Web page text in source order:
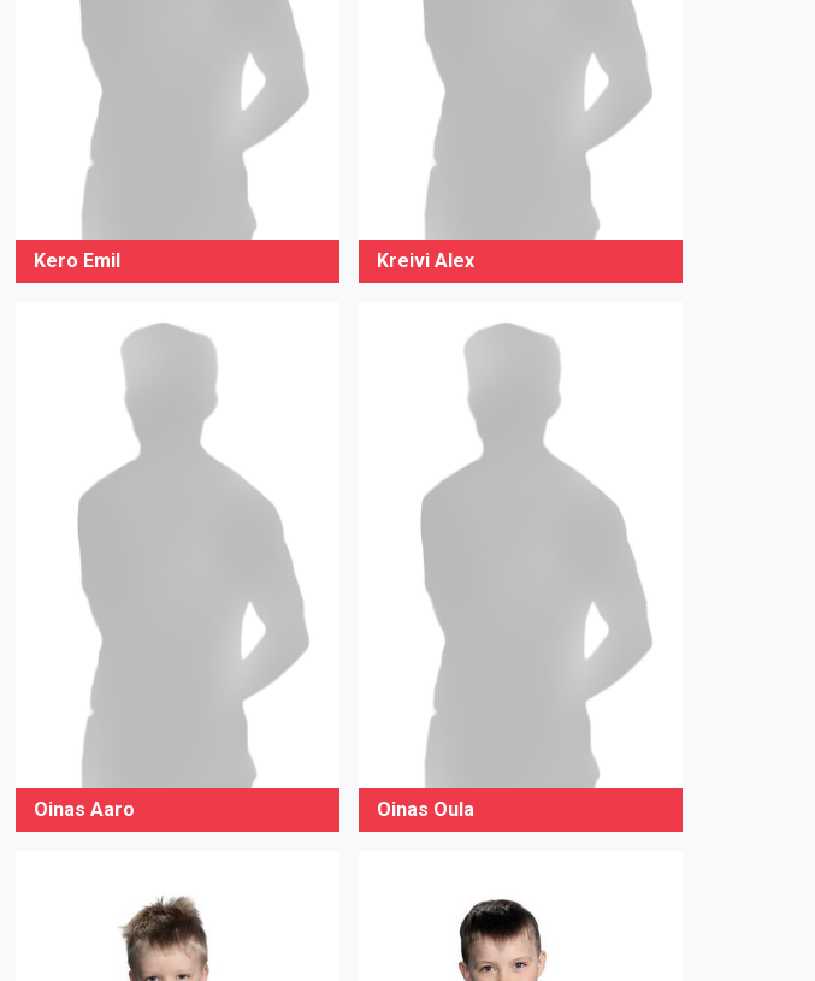
Kero Emil Kreivi Alex
Oinas Aaro Oinas Oula